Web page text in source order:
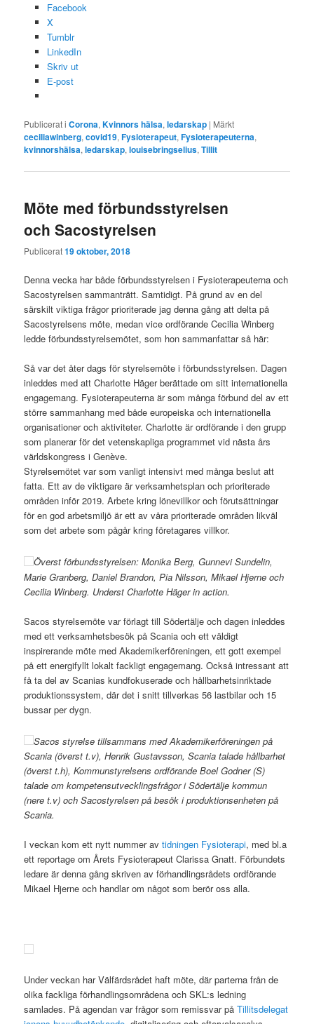
Facebook
X
Tumblr
LinkedIn
Skriv ut
E-post
Publicerat i Corona,Kvinnors hälsa,ledarskap | Märkt
ceciliawinberg,covid19,Fysioterapeut,Fysioterapeuterna,
kvinnorshälsa,ledarskap,louisebringselius,Tillit
Möte med förbundsstyrelsen
och Sacostyrelsen
Publicerat19 oktober, 2018
Denna vecka har både förbundsstyrelsen i Fysioterapeuterna och
Sacostyrelsen sammanträtt. Samtidigt. På grund av en del
särskilt viktiga frågor prioriterade jag denna gång att delta på
Sacostyrelsens möte, medan vice ordförande Cecilia Winberg
ledde förbundsstyrelsemötet, som hon sammanfattar så här:
Så var det åter dags för styrelsemöte i förbundsstyrelsen. Dagen
inleddes med att Charlotte Häger berättade om sitt internationella
engagemang. Fysioterapeuterna är som många förbund del av ett
större sammanhang med både europeiska och internationella
organisationer och aktiviteter. Charlotte är ordförande i den grupp
som planerar för det vetenskapliga programmet vid nästa års
världskongress i Genève.
Styrelsemötet var som vanligt intensivt med många beslut att
fatta. Ett av de viktigare är verksamhetsplan och prioriterade
områden inför 2019. Arbete kring lönevillkor och förutsättningar
för en god arbetsmiljö är ett av våra prioriterade områden likväl
som det arbete som pågår kring företagares villkor.
Överst förbundsstyrelsen: Monika Berg, Gunnevi Sundelin,
Marie Granberg, Daniel Brandon, Pia Nilsson, Mikael Hjerne och
Cecilia Winberg. Underst Charlotte Häger in action.
Sacos styrelsemöte var förlagt till Södertälje och dagen inleddes
med ett verksamhetsbesök på Scania och ett väldigt
inspirerande möte med Akademikerföreningen, ett gott exempel
på ett energifyllt lokalt fackligt engagemang. Också intressant att
få ta del av Scanias kundfokuserade och hållbarhetsinriktade
produktionssystem, där det i snitt tillverkas 56 lastbilar och 15
bussar per dygn.
Sacos styrelse tillsammans med Akademikerföreningen på
Scania (överst t.v), Henrik Gustavsson, Scania talade hållbarhet
(överst t.h), Kommunstyrelsens ordförande Boel Godner (S)
talade om kompetensutvecklingsfrågor i Södertälje kommun
(nere t.v) och Sacostyrelsen på besök i produktionsenheten på
Scania.
I veckan kom ett nytt nummer avtidningen Fysioterapi, med bl.a
ett reportage om Årets Fysioterapeut Clarissa Gnatt. Förbundets
ledare är denna gång skriven av förhandlingsrådets ordförande
Mikael Hjerne och handlar om något som berör oss alla.
Under veckan har Välfärdsrådet haft möte, där parterna från de
olika fackliga förhandlingsområdena och SKL:s ledning
samlades. På agendan var frågor som remissvar påTillitsdelegat